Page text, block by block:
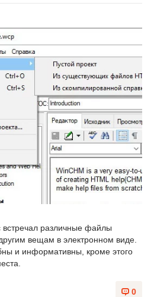
встречал различные файлы
вещам в электронном виде.
и информативны, кроме этого
0